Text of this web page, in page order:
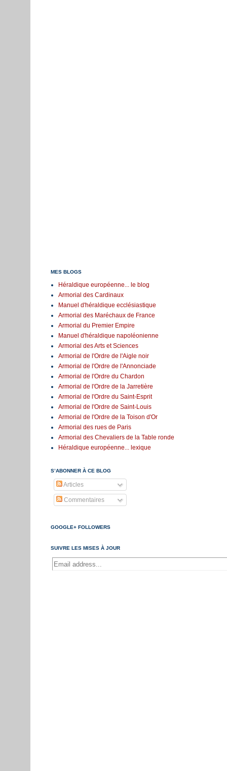
MES BLOGS
Héraldique européenne... le blog
Armorial des Cardinaux
Manuel d'héraldique ecclésiastique
Armorial des Maréchaux de France
Armorial du Premier Empire
Manuel d'héraldique napoléonienne
Armorial des Arts et Sciences
Armorial de l'Ordre de l'Aigle noir
Armorial de l'Ordre de l'Annonciade
Armorial de l'Ordre du Chardon
Armorial de l'Ordre de la Jarretière
Armorial de l'Ordre du Saint-Esprit
Armorial de l'Ordre de Saint-Louis
Armorial de l'Ordre de la Toison d'Or
Armorial des rues de Paris
Armorial des Chevaliers de la Table ronde
Héraldique européenne... lexique
S’ABONNER À CE BLOG
Articles
Commentaires
GOOGLE+ FOLLOWERS
SUIVRE LES MISES À JOUR